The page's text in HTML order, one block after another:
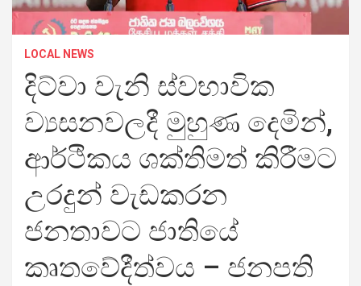
LOCAL NEWS
දිට්වා වැනි ස්වභාවික
ව්‍යසනවලදී මුහුණ දෙමින්,
ආර්ථිකය ශක්තිමත් කිරීමට
උරදුන් වැඩකරන
ජනතාවට ජාතියේ
කෘතවේදීත්වය – ජනපති